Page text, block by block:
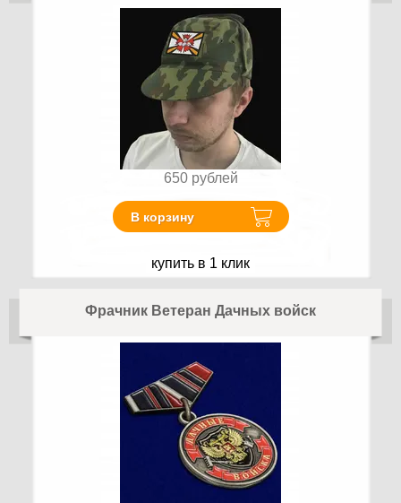
650 рублей
В корзину
купить в 1 клик
Фрачник Ветеран Дачных войск